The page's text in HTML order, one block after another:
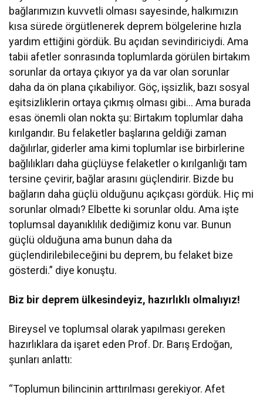
bağlarımızın kuvvetli olması sayesinde, halkımızın
kısa sürede örgütlenerek deprem bölgelerine hızla
yardım ettiğini gördük. Bu açıdan sevindiriciydi. Ama
tabii afetler sonrasında toplumlarda görülen birtakım
sorunlar da ortaya çıkıyor ya da var olan sorunlar
daha da ön plana çıkabiliyor. Göç, işsizlik, bazı sosyal
eşitsizliklerin ortaya çıkmış olması gibi… Ama burada
esas önemli olan nokta şu: Birtakım toplumlar daha
kırılgandır. Bu felaketler başlarına geldiği zaman
dağılırlar, giderler ama kimi toplumlar ise birbirlerine
bağlılıkları daha güçlüyse felaketler o kırılganlığı tam
tersine çevirir, bağlar arasını güçlendirir. Bizde bu
bağların daha güçlü olduğunu açıkçası gördük. Hiç mi
sorunlar olmadı? Elbette ki sorunlar oldu. Ama işte
toplumsal dayanıklılık dediğimiz konu var. Bunun
güçlü olduğuna ama bunun daha da
güçlendirilebileceğini bu deprem, bu felaket bize
gösterdi.” diye konuştu.
Biz bir deprem ülkesindeyiz, hazırlıklı olmalıyız!
Bireysel ve toplumsal olarak yapılması gereken
hazırlıklara da işaret eden Prof. Dr. Barış Erdoğan,
şunları anlattı:
“Toplumun bilincinin arttırılması gerekiyor. Afet